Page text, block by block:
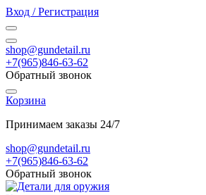
Вход / Регистрация
shop@gundetail.ru
+7(965)846-63-62
Обратный звонок
Корзина
Принимаем заказы 24/7
shop@gundetail.ru
+7(965)846-63-62
Обратный звонок